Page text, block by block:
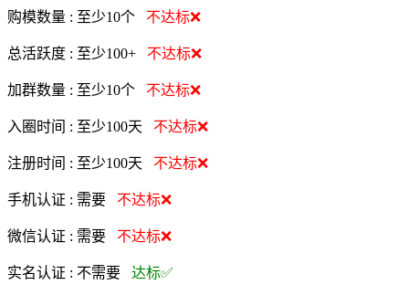
购模数量 : 至少10个 不达标❌
总活跃度 : 至少100+ 不达标❌
加群数量 : 至少10个 不达标❌
入圈时间 : 至少100天 不达标❌
注册时间 : 至少100天 不达标❌
手机认证 : 需要 不达标❌
微信认证 : 需要 不达标❌
实名认证 : 不需要 达标✅